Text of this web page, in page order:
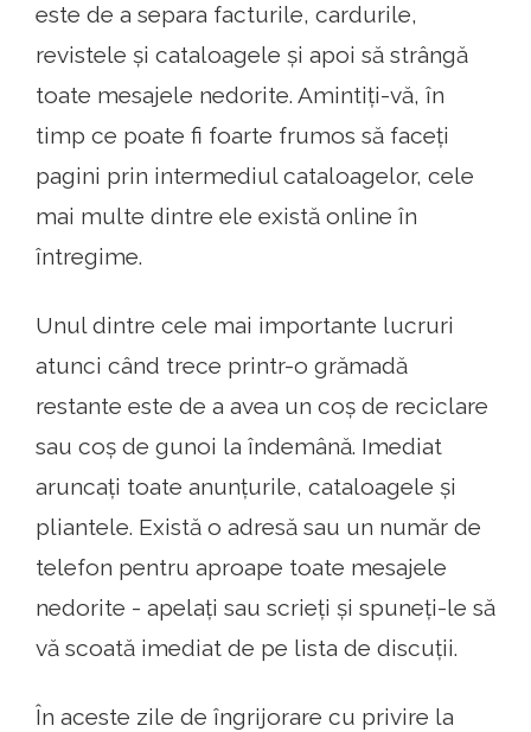
este de a separa facturile, cardurile,
revistele și cataloagele și apoi să strângă
toate mesajele nedorite. Amintiți-vă, în
timp ce poate fi foarte frumos să faceți
pagini prin intermediul cataloagelor, cele
mai multe dintre ele există online în
întregime.
Unul dintre cele mai importante lucruri
atunci când trece printr-o grămadă
restante este de a avea un coș de reciclare
sau coș de gunoi la îndemână. Imediat
aruncați toate anunțurile, cataloagele și
pliantele. Există o adresă sau un număr de
telefon pentru aproape toate mesajele
nedorite - apelați sau scrieți și spuneți-le să
vă scoată imediat de pe lista de discuții.
În aceste zile de îngrijorare cu privire la